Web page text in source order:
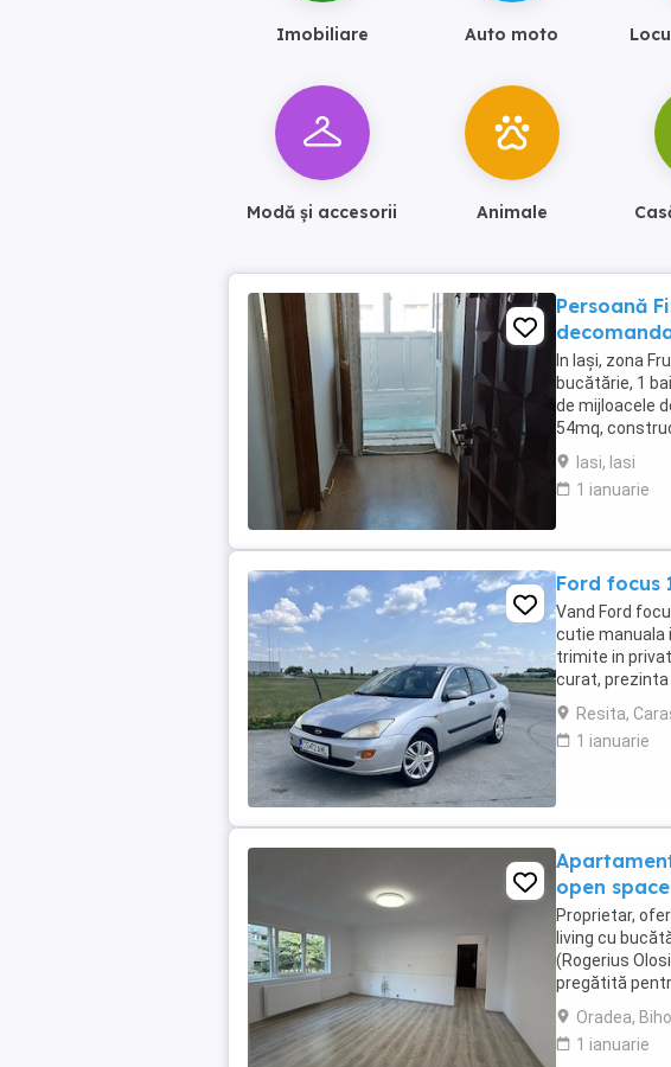
Imobiliare Auto moto
Modă și accesorii Animale
Persoană
In Iași, zona
bucătărie, 1
de mijloacele
54mq,
centrală proprie
Iasi, Iasi
1 ianuarie
Ford focus
Vand Ford
cutie manuala
trimite in
curat,
-Inchidere
Resita,
1 ianuarie
open space
Proprietar,
living cu
(Rogerius
pregătită
Electrice și
Oradea,
1 ianuarie